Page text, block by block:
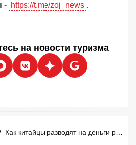
- https://t.me/zoj_news .
на новости туризма
/